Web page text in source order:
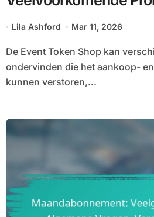
Probleemoplossing,
Lila Ashford Mar 11, 2026
De Event Token Shop kan verschillende problemen
ondervinden die het aankoop-
kunnen verstoren,...